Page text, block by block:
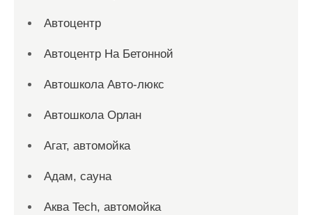
Автоцентр
Автоцентр На Бетонной
Автошкола Авто-люкс
Автошкола Орлан
Агат, автомойка
Адам, сауна
Аква Tech, автомойка